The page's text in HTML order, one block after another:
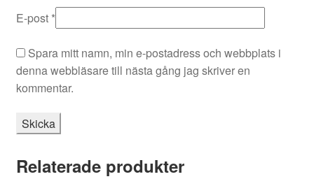
E-post *
Spara mitt namn, min e-postadress och webbplats i
denna webbläsare till nästa gång jag skriver en
kommentar.
Relaterade produkter